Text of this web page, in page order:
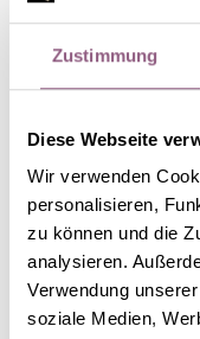
Zustimmung
Diese Webseite
Wir verwenden
personalisieren,
zu können und die
analysieren.
Verwendung
soziale Medien,